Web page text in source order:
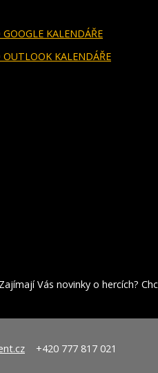
KALENDÁŘE
KALENDÁŘE
Zajímají Vás novinky o hercích?
+420 777 817 021